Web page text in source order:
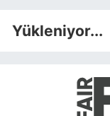
Yükleniyor...